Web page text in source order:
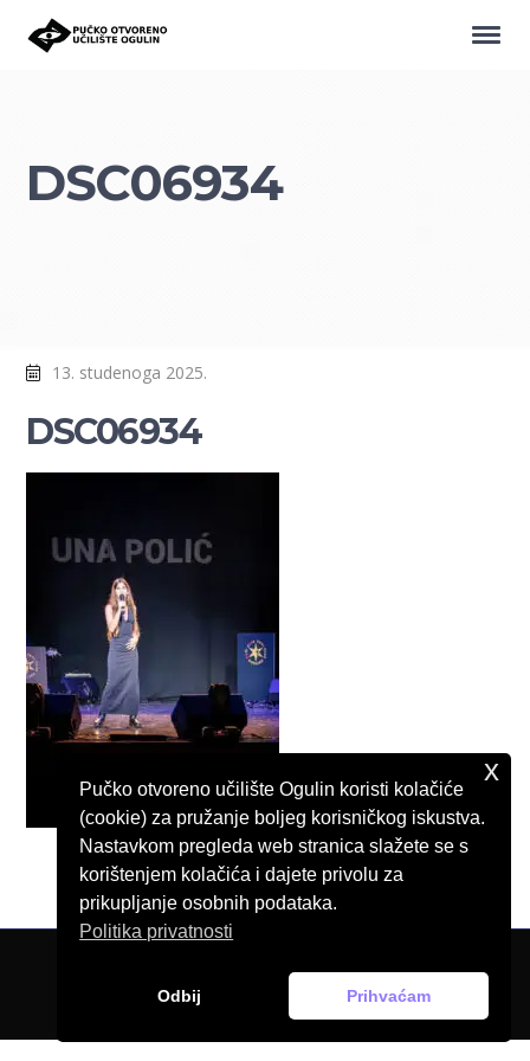
DSC06934
13. studenoga 2025.
DSC06934
© Pučko otvoreno učilište Ogulin, 2026.
Pučko otvoreno učilište Ogulin koristi kolačiće
(cookie) za pružanje boljeg korisničkog iskustva.
Nastavkom pregleda web stranica slažete se s
korištenjem kolačića i dajete privolu za
prikupljanje osobnih podataka.
Politika privatnosti
Odbij Prihvaćam
x